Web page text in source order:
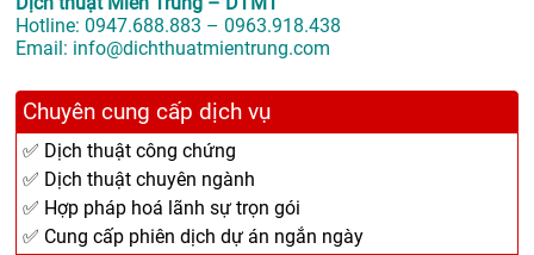
Hotline: 0947.688.883 – 0963.918.438
Email: info@dichthuatmientrung.com
Chuyên cung cấp dịch vụ
✅ Dịch thuật công chứng
✅ Dịch thuật chuyên ngành
✅ Hợp pháp hoá lãnh sự trọn gói
✅ Cung cấp phiên dịch dự án ngắn ngày